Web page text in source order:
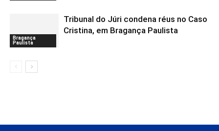
Bragança
Paulista
Tribunal do Júri condena réus no Caso
Cristina, em Bragança Paulista